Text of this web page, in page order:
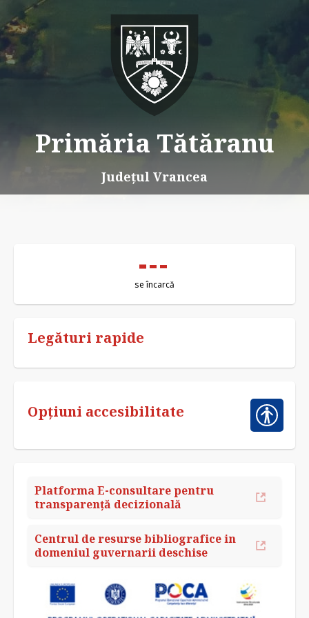
Primăria Tătăranu
Județul Vrancea
se încarcă
Legături rapide
Opțiuni accesibilitate
Platforma E-consultare pentru
transparență decizională
Centrul de resurse bibliografice in
domeniul guvernarii deschise